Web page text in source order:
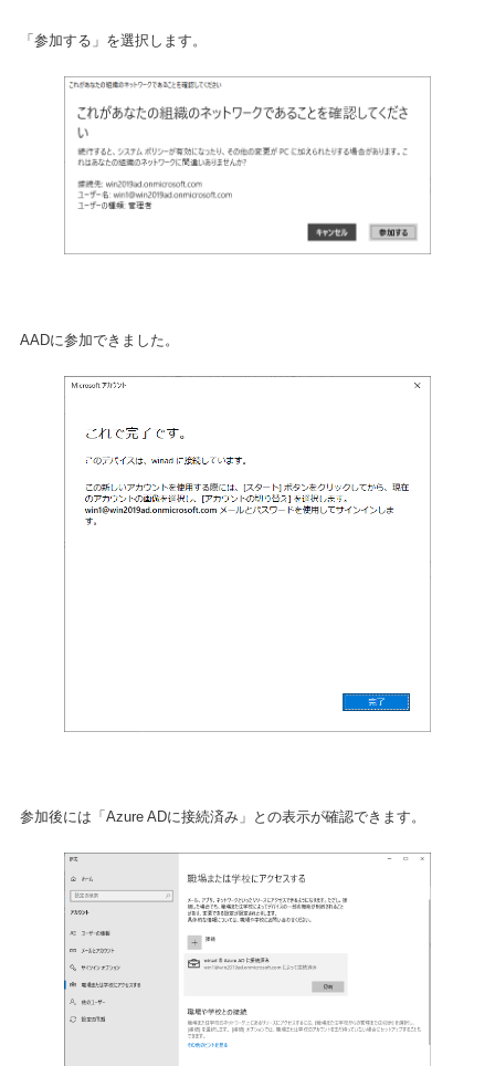
「参加する」を選択します。
AADに参加できました。
参加後には「Azure ADに接続済み」との表示が確認できます。